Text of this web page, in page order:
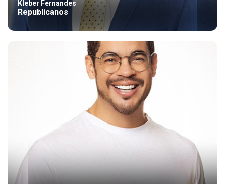
Kleber Fernandes
Republicanos